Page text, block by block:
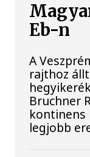
Eb-n
A
rajthoz
Bruchner
kontinens
legjobb